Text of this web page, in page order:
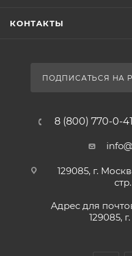
КОНТАКТЫ
ПОДПИСАТЬСЯ НА
8 (800) 770-0-
129085, г.
Адрес для
129085,